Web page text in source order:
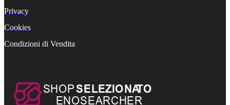
Privacy
Cookies
Condizioni di Vendita